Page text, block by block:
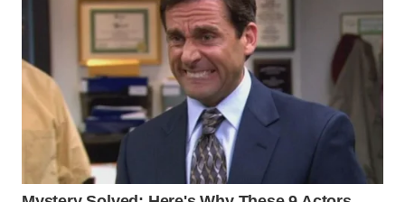
INDRAMAYU
WN
KUNINGAN